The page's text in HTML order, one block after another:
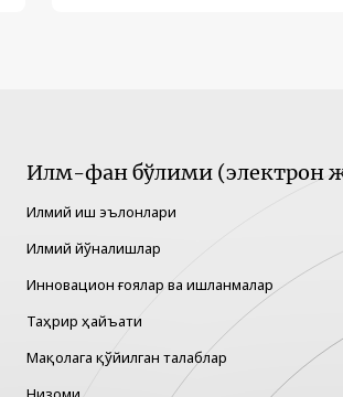
Илм-фан бўлими (электрон
Илмий иш эълонлари
Илмий йўналишлар
Инновацион ғоялар ва ишланмалар
Таҳрир ҳайъати
Мақолага қўйилган талаблар